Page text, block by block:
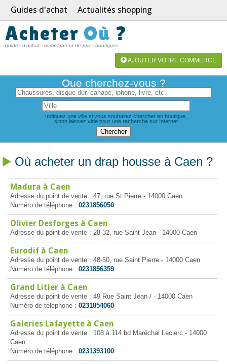
Guides d'achat Actualités shopping
Acheter Où ?
guides d'achat - comparateur de prix - boutiques
AJOUTER VOTRE COMMERCE
Que cherchez-vous ?
Indiquez une ville si vous souhaitez chercher en boutique,
sinon laissez vide pour une recherche sur Internet
Où acheter un drap housse à Caen ?
Madura à Caen
Adresse du point de vente : 47, rue St Pierre - 14000 Caen
Numéro de téléphone : 0231856050
Olivier Desforges à Caen
Adresse du point de vente : 28-32, rue Saint Jean - 14000 Caen
Eurodif à Caen
Adresse du point de vente : 48-50, rue Saint Pierre - 14000 Caen
Numéro de téléphone : 0231856359
Grand Litier à Caen
Adresse du point de vente : 49 Rue Saint Jean / - 14000 Caen
Numéro de téléphone : 0231854060
Galeries Lafayette à Caen
Adresse du point de vente : 108 à 114 bd Maréchal Leclerc - 14000
Caen
Numéro de téléphone : 0231393100